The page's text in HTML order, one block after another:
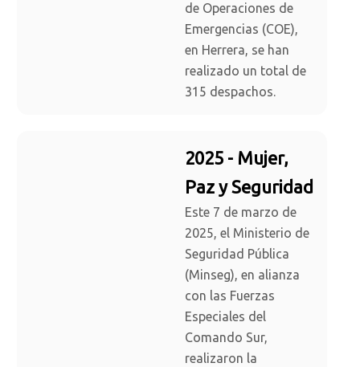
de Operaciones de
Emergencias (COE),
en Herrera, se han
realizado un total de
315 despachos.
2025 - Mujer,
Paz y Seguridad
Este 7 de marzo de
2025, el Ministerio de
Seguridad Pública
(Minseg), en alianza
con las Fuerzas
Especiales del
Comando Sur,
realizaron la